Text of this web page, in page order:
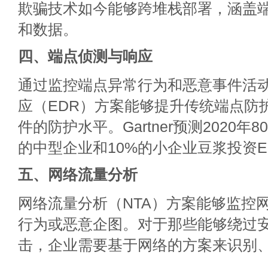
欺骗技术如今能够跨堆栈部署，涵盖
和数据。
四、端点侦测与响应
通过监控端点异常行为和恶意事件活
应（EDR）方案能够提升传统端点防
件的防护水平。Gartner预测2020年
的中型企业和10%的小企业豆浆投资
五、网络流量分析
网络流量分析（NTA）方案能够监控
行为或恶意企图。对于那些能够绕过
击，企业需要基于网络的方案来识别